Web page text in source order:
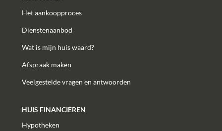
Het aankoopproces
Dienstenaanbod
Wat is mijn huis waard?
Afspraak maken
Veelgestelde vragen en antwoorden
HUIS FINANCIEREN
Hypotheken